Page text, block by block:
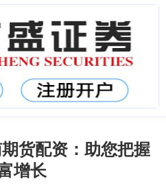
货配资：助您把握
增长